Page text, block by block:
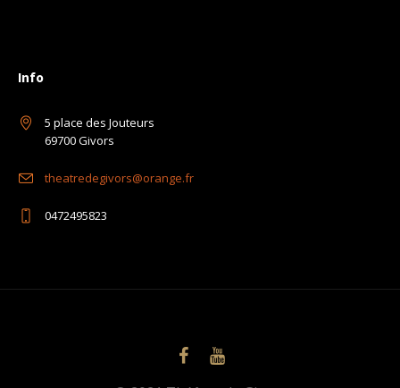
Info
5 place des Jouteurs
69700 Givors
theatredegivors@orange.fr
0472495823